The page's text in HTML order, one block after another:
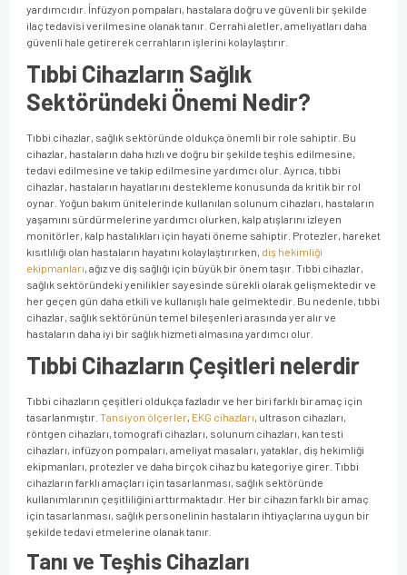
yardımcıdır. İnfüzyon pompaları, hastalara doğru ve güvenli bir şekilde
ilaç tedavisi verilmesine olanak tanır. Cerrahi aletler, ameliyatları daha
güvenli hale getirerek cerrahların işlerini kolaylaştırır.
Tıbbi Cihazların Sağlık
Sektöründeki Önemi Nedir?
Tıbbi cihazlar, sağlık sektöründe oldukça önemli bir role sahiptir. Bu
cihazlar, hastaların daha hızlı ve doğru bir şekilde teşhis edilmesine,
tedavi edilmesine ve takip edilmesine yardımcı olur. Ayrıca, tıbbi
cihazlar, hastaların hayatlarını destekleme konusunda da kritik bir rol
oynar. Yoğun bakım ünitelerinde kullanılan solunum cihazları, hastaların
yaşamını sürdürmelerine yardımcı olurken, kalp atışlarını izleyen
monitörler, kalp hastalıkları için hayati öneme sahiptir. Protezler, hareket
kısıtlılığı olan hastaların hayatını kolaylaştırırken, diş hekimliği
ekipmanları, ağız ve diş sağlığı için büyük bir önem taşır. Tıbbi cihazlar,
sağlık sektöründeki yenilikler sayesinde sürekli olarak gelişmektedir ve
her geçen gün daha etkili ve kullanışlı hale gelmektedir. Bu nedenle, tıbbi
cihazlar, sağlık sektörünün temel bileşenleri arasında yer alır ve
hastaların daha iyi bir sağlık hizmeti almasına yardımcı olur.
Tıbbi Cihazların Çeşitleri nelerdir
Tıbbi cihazların çeşitleri oldukça fazladır ve her biri farklı bir amaç için
tasarlanmıştır. Tansiyon ölçerler, EKG cihazları, ultrason cihazları,
röntgen cihazları, tomografi cihazları, solunum cihazları, kan testi
cihazları, infüzyon pompaları, ameliyat masaları, yataklar, diş hekimliği
ekipmanları, protezler ve daha birçok cihaz bu kategoriye girer. Tıbbi
cihazların farklı amaçları için tasarlanması, sağlık sektöründe
kullanımlarının çeşitliliğini arttırmaktadır. Her bir cihazın farklı bir amaç
için tasarlanması, sağlık personelinin hastaların ihtiyaçlarına uygun bir
şekilde tedavi etmelerine olanak tanır.
Tanı ve Teşhis Cihazları